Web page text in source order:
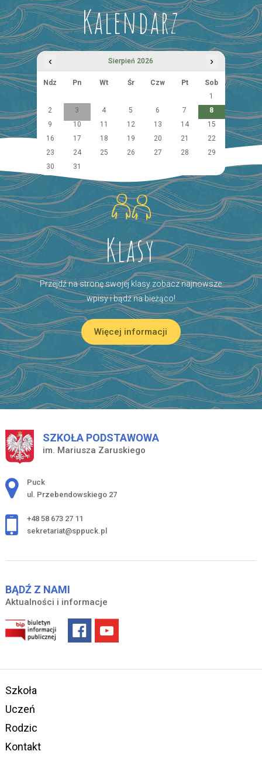
Kalendarz
‹ Sierpień 2026 ›
Ndz Pn Wt Śr Czw Pt
Sob
1
2
3 4 5 6 7
8
9
10 11 12 13 14
15
16
17 18 19 20 21
22
23
24 25 26 27 28
29
30
31
Klasy
Przejdź na stronę swojej klasy zobacz najnowsze
wpisy i bądź na bieżąco!
Więcej informacji
SZKOŁA PODSTAWOWA
im. Mariusza Zaruskiego
Adres pocztowy:
Puck
ul. Przebendowskiego 27
+48 58 673 27 11
sekretariat@sppuck.pl
BĄDŹ Z NAMI
Aktualności i informacje
Szkoła
Uczeń
Rodzic
Kontakt